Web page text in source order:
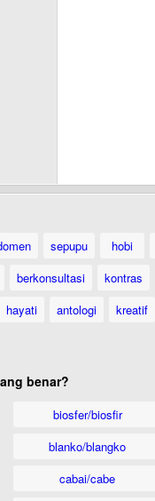
sepupu hobi
berkonsultasi kontras
hayati antologi kreatif
benar?
biosfer/biosfir
blanko/blangko
cabai/cabe